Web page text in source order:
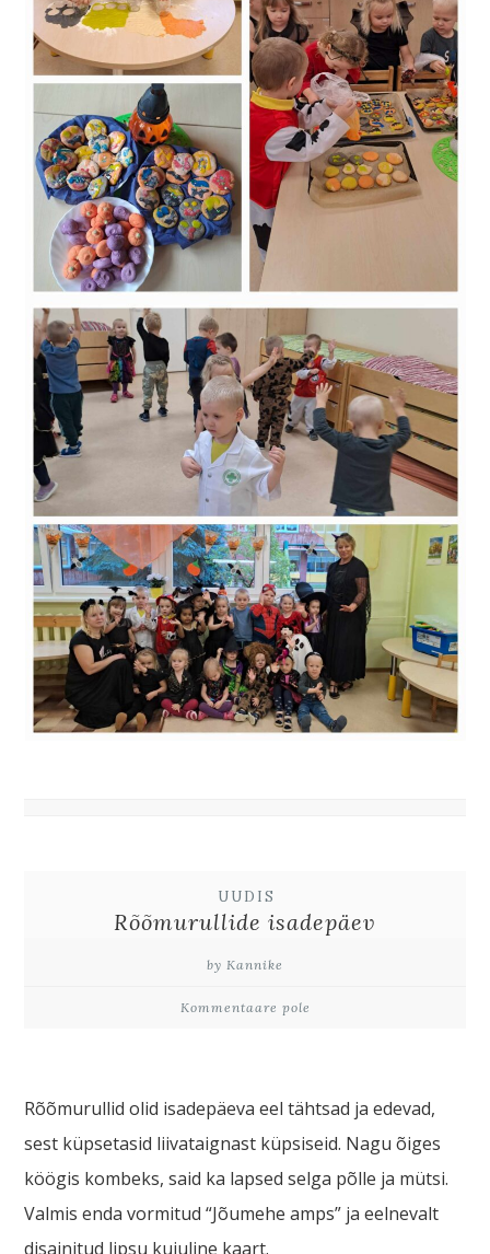
UUDIS
Rõõmurullide isadepäev
by Kannike
Kommentaare pole
Rõõmurullid olid isadepäeva eel tähtsad ja edevad,
sest küpsetasid liivataignast küpsiseid. Nagu õiges
köögis kombeks, said ka lapsed selga põlle ja mütsi.
Valmis enda vormitud “Jõumehe amps” ja eelnevalt
disainitud lipsu kujuline kaart.